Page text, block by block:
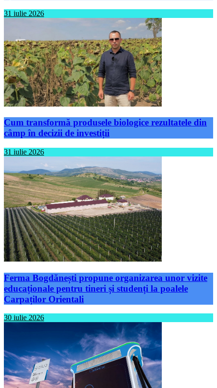
31 iulie 2026
Cum transformă produsele biologice rezultatele din
câmp în decizii de investiții
31 iulie 2026
Ferma Bogdănești propune organizarea unor vizite
educaționale pentru tineri și studenți la poalele
Carpaților Orientali
30 iulie 2026